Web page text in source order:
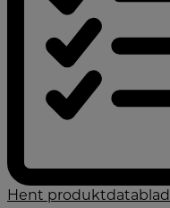
Hent produktdatablad